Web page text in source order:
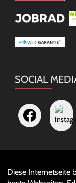
SOCIAL
Diese Internetseite